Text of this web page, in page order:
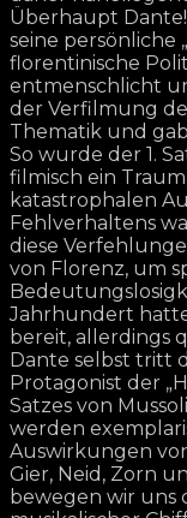
Überhaupt
seine persönliche
florentinische
entmenschlicht
der Verfilmung
Thematik und
So wurde der 1.
filmisch ein
katastrophalen
Fehlverhaltens
diese
von Florenz, um
Jahrhundert
bereit, allerdings
Dante selbst tritt
Protagonist der
Satzes von
werden
Auswirkungen
Gier, Neid, Zorn
bewegen wir uns